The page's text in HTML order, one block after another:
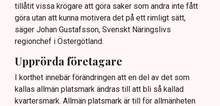
tillåtit vissa krögare att göra saker som andra inte fått
göra utan att kunna motivera det på ett rimligt sätt,
säger Johan Gustafsson, Svenskt Näringslivs
regionchef i Östergötland.
Upprörda företagare
I korthet innebär förändringen att en del av det som
kallas allmän platsmark ändras till att bli så kallad
kvartersmark. Allmän platsmark är till för allmänheten